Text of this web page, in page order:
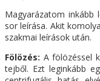
Magyarázatom
sor leírása. Akit
szakmai leírások után.
Fölözés: A fölözéssel
tejből. Ezt leginkább